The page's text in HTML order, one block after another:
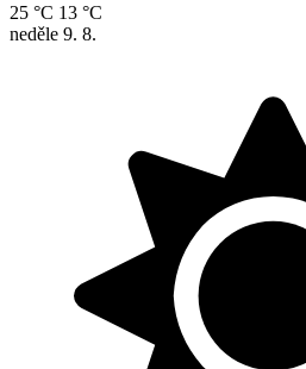
25 °C 13 °C
neděle 9. 8.